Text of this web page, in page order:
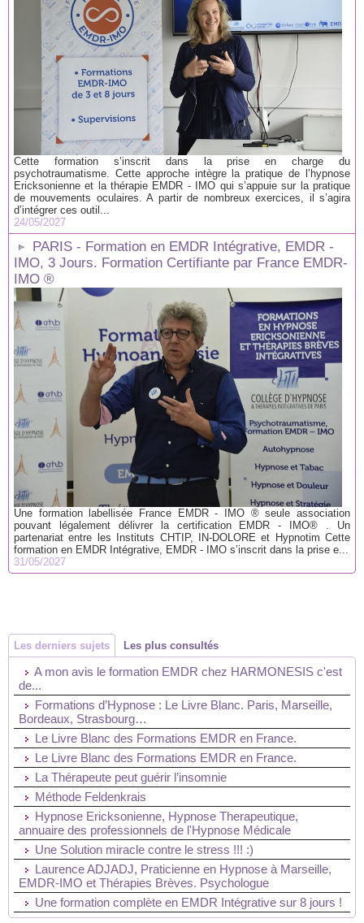
Cette formation s’inscrit dans la prise en charge du
psychotraumatisme. Cette approche intègre la pratique de l’hypnose
Ericksonienne et la thérapie EMDR - IMO qui s’appuie sur la pratique
de mouvements oculaires. A partir de nombreux exercices, il s’agira
d’intégrer ces outil...
24/05/2027
PARIS - Formation en EMDR Intégrative, EMDR -
IMO, 3 Jours. Formation Certifiante par France EMDR-
IMO ®
Une formation labellisée France EMDR - IMO ® seule association
pouvant légalement délivrer la certification EMDR - IMO® . Un
partenariat entre les Instituts CHTIP, IN-DOLORE et Hypnotim Cette
formation en EMDR Intégrative, EMDR - IMO s’inscrit dans la prise e...
31/05/2027
Les derniers sujets Les plus consultés
A mon avis le formation EMDR chez HARMONESIS c'est
de...
Formations d’Hypnose : Le Livre Blanc. Paris, Marseille,
Bordeaux, Strasbourg…
Le Livre Blanc des Formations EMDR en France.
Le Livre Blanc des Formations EMDR en France.
La Thérapeute peut guérir l’insomnie
Méthode Feldenkrais
Hypnose Ericksonienne, Hypnose Therapeutique,
annuaire des professionnels de l'Hypnose Médicale
Une Solution miracle contre le stress !!! :)
Laurence ADJADJ, Praticienne en Hypnose à Marseille,
EMDR-IMO et Thérapies Brèves. Psychologue
Une formation complète en EMDR Intégrative sur 8 jours !